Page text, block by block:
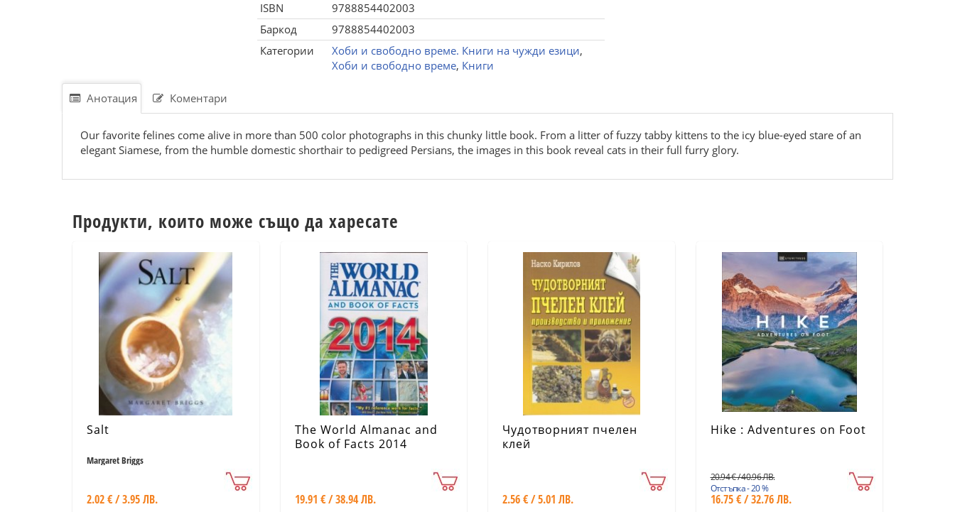
ISBN
9788854402003
Баркод
9788854402003
Категории
Хоби и свободно време. Книги на чужди езици,
Хоби и свободно време, Книги
Анотация Коментари
Our favorite felines come alive in more than 500 color photographs in this chunky little book. From a litter of fuzzy tabby kittens to the icy blue-eyed stare of an
elegant Siamese, from the humble domestic shorthair to pedigreed Persians, the images in this book reveal cats in their full furry glory.
Продукти, които може също да харесате
Salt
Margaret Briggs
2.02 € / 3.95 ЛВ.
The World Almanac and
Book of Facts 2014
19.91 € / 38.94 ЛВ.
Чудотворният пчелен
клей
2.56 € / 5.01 ЛВ.
Hike : Adventures on Foot
20.94 € / 40.96 ЛВ.
Отстъпка - 20 %
16.75 € / 32.76 ЛВ.